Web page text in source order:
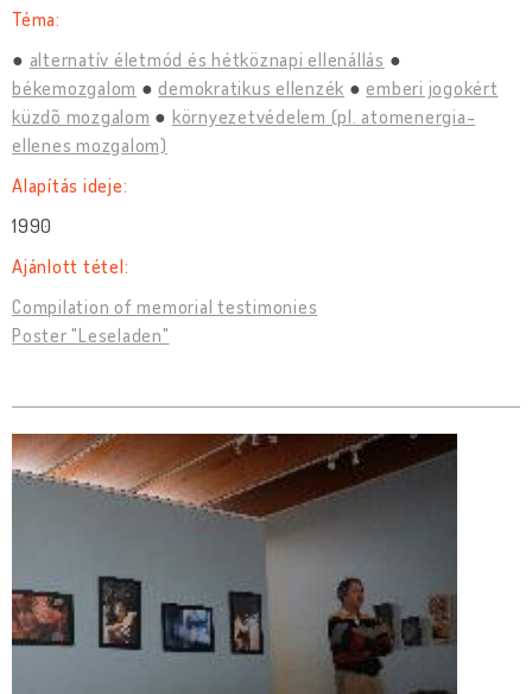
Téma:
alternatív életmód és hétköznapi ellenállás
békemozgalom
demokratikus ellenzék
emberi jogokért
küzdõ mozgalom
környezetvédelem (pl. atomenergia-
ellenes mozgalom)
Alapítás ideje:
1990
Ajánlott tétel:
Compilation of memorial testimonies
Poster "Leseladen"